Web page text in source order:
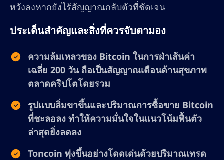
หวังลงหากยังไร้สัญญาณกลับตัวที่ชัดเจน
ประเด็นสำคัญและสิ่งที่ควรจับตามอง
ความล้มเหลวของ Bitcoin ในการฝ่าเส้นค่า
เฉลี่ย 200 วัน ถือเป็นสัญญาณเตือนด้านสุขภาพ
ตลาดคริปโตโดยรวม
รูปแบบลิ่มขาขึ้นและปริมาณการซื้อขาย Bitcoin
ที่ชะลอลง ทำให้ความมั่นใจในแนวโน้มฟื้นตัว
ล่าสุดยิ่งลดลง
Toncoin พุ่งขึ้นอย่างโดดเด่นด้วยปริมาณเทรด